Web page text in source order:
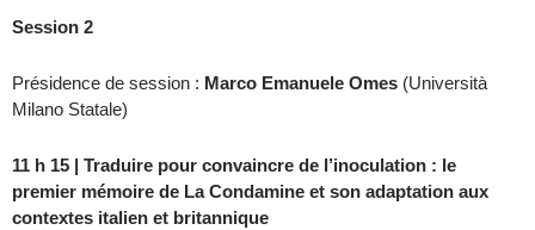
Session 2
Présidence de session : Marco Emanuele Omes (Università
Milano Statale)
11 h 15 | Traduire pour convaincre de l’inoculation : le
premier mémoire de La Condamine et son adaptation aux
contextes italien et britannique